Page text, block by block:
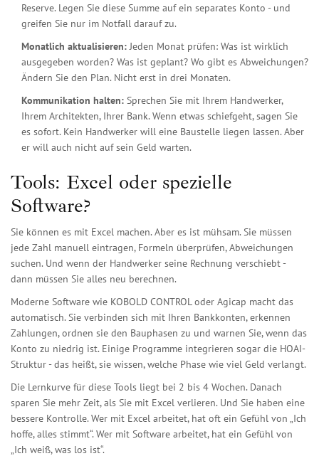
Reserve. Legen Sie diese Summe auf ein separates Konto - und
greifen Sie nur im Notfall darauf zu.
Monatlich aktualisieren:Jeden Monat prüfen: Was ist wirklich
ausgegeben worden? Was ist geplant? Wo gibt es Abweichungen?
Ändern Sie den Plan. Nicht erst in drei Monaten.
Kommunikation halten: Sprechen Sie mit Ihrem Handwerker,
Ihrem Architekten, Ihrer Bank. Wenn etwas schiefgeht, sagen Sie
es sofort. Kein Handwerker will eine Baustelle liegen lassen. Aber
er will auch nicht auf sein Geld warten.
Tools: Excel oder spezielle
Software?
Sie können es mit Excel machen. Aber es ist mühsam. Sie müssen
jede Zahl manuell eintragen, Formeln überprüfen, Abweichungen
suchen. Und wenn der Handwerker seine Rechnung verschiebt -
dann müssen Sie alles neu berechnen.
Moderne Software wie KOBOLD CONTROL oder Agicap macht das
automatisch. Sie verbinden sich mit Ihren Bankkonten, erkennen
Zahlungen, ordnen sie den Bauphasen zu und warnen Sie, wenn das
Konto zu niedrig ist. Einige Programme integrieren sogar die HOAI-
Struktur - das heißt, sie wissen, welche Phase wie viel Geld verlangt.
Die Lernkurve für diese Tools liegt bei 2 bis 4 Wochen. Danach
sparen Sie mehr Zeit, als Sie mit Excel verlieren. Und Sie haben eine
bessere Kontrolle. Wer mit Excel arbeitet, hat oft ein Gefühl von „Ich
hoffe, alles stimmt“. Wer mit Software arbeitet, hat ein Gefühl von
„Ich weiß, was los ist“.